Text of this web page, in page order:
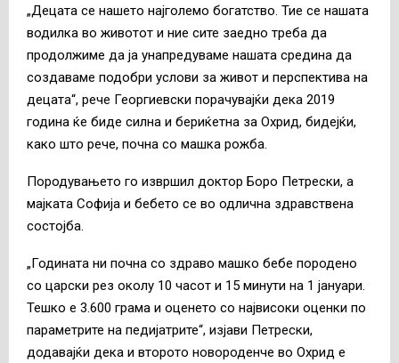
„Децата се нашето најголемо богатство. Тие се нашата
водилка во животот и ние сите заедно треба да
продолжиме да ја унапредуваме нашата средина да
создаваме подобри услови за живот и перспектива на
децата“, рече Георгиевски порачувајќи дека 2019
година ќе биде силна и бериќетна за Охрид, бидејќи,
како што рече, почна со машка рожба.
Породувањето го извршил доктор Боро Петрески, а
мајката Софија и бебето се во одлична здравствена
состојба.
„Годината ни почна со здраво машко бебе породено
со царски рез околу 10 часот и 15 минути на 1 јануари.
Тешко е 3.600 грама и оценето со највисоки оценки по
параметрите на педијатрите“, изјави Петрески,
додавајќи дека и второто новороденче во Охрид е